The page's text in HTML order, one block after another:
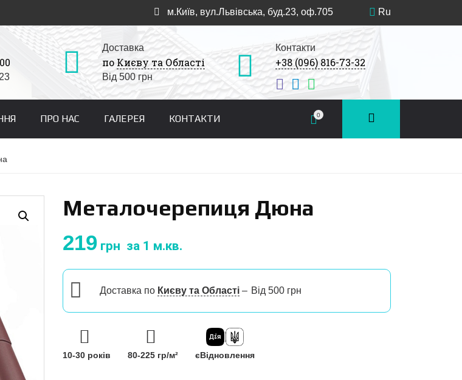
м.Київ, вул.Львівська, буд.23, оф.705 Ru
Доставка
по Києву та Області
Від 500 грн
Контакти
+38 (096) 816-73-32
ПРО НАС ГАЛЕРЕЯ КОНТАКТИ 0
Металочерепиця Дюна
219 грн за 1 м.кв.
Доставка по Києву та Області Від 500 грн
10-30 років 80-225 гр/м² єВідновлення